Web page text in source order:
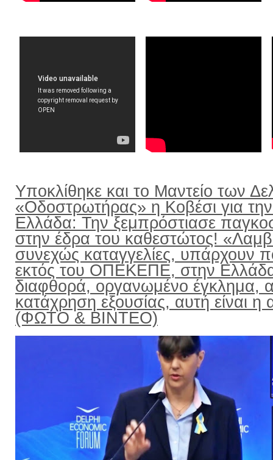
Υποκλίθηκε και το Μαντείο των
«Οδοστρωτήρας» η Κοβέσι για
Ελλάδα: Την ξεμπρόστιασε
στην έδρα του καθεστώτος!
συνεχώς καταγγελίες, υπάρχουν
εκτός του ΟΠΕΚΕΠΕ, στην
διαφθορά, οργανωμένο έγκλημα,
κατάχρηση εξουσίας, αυτή είναι η
(ΦΩΤΟ & ΒΙΝΤΕΟ)